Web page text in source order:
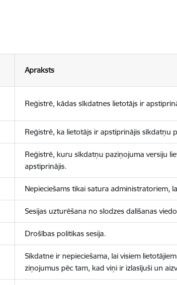
Apraksts
Reģistrē, kādas sīkdatnes lietotājs ir
Reģistrē, ka lietotājs ir apstiprinājis sīkdatņu
Reģistrē, kuru sīkdatņu paziņojuma versiju
apstiprinājis.
Nepieciešams tikai satura administratoriem,
Sesijas uzturēšana no slodzes dalīšanas
Drošības politikas sesija.
Sīkdatne ir nepieciešama, lai visiem
ziņojumus pēc tam, kad viņi ir izlasījuši un